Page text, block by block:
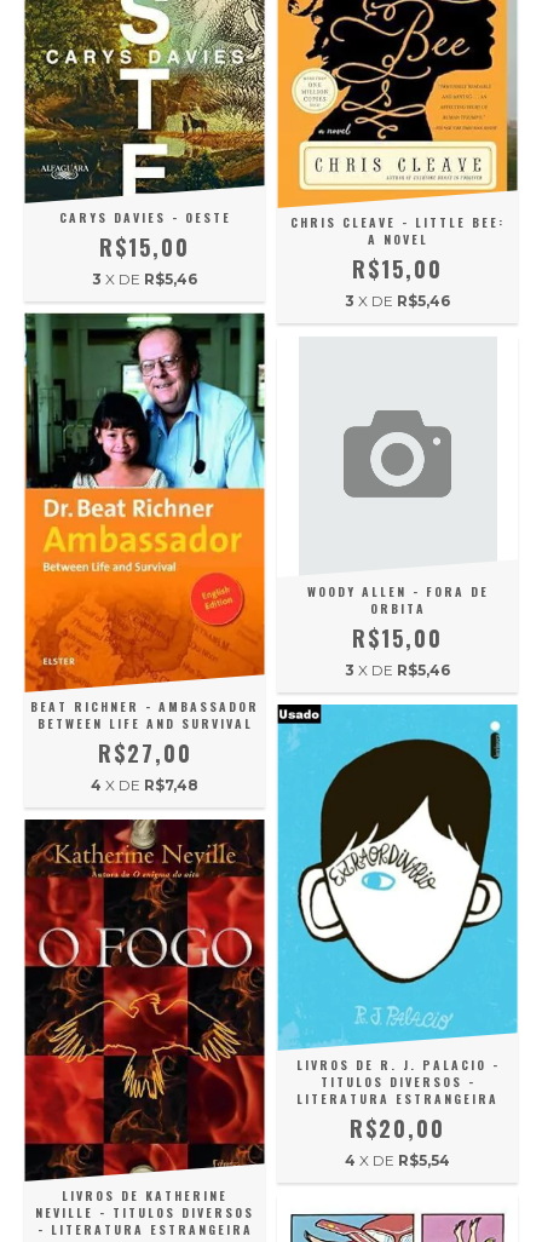
CARYS DAVIES - OESTE
R$15,00
3 X DE R$5,46
CHRIS CLEAVE - LITTLE BEE:
A NOVEL
R$15,00
3 X DE R$5,46
BEAT RICHNER - AMBASSADOR
BETWEEN LIFE AND SURVIVAL
R$27,00
4 X DE R$7,48
WOODY ALLEN - FORA DE
ORBITA
R$15,00
3 X DE R$5,46
LIVROS DE KATHERINE
NEVILLE - TITULOS DIVERSOS
- LITERATURA ESTRANGEIRA
LIVROS DE R. J. PALACIO -
TITULOS DIVERSOS -
LITERATURA ESTRANGEIRA
R$20,00
4 X DE R$5,54